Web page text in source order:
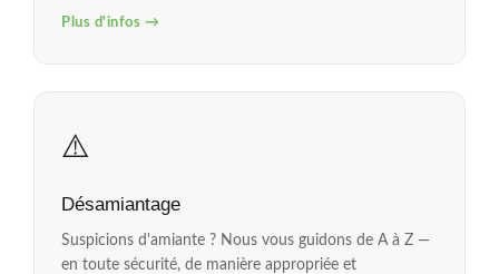
Plus d'infos →
⚠️
Désamiantage
Suspicions d'amiante ? Nous vous guidons de A à Z —
en toute sécurité, de manière appropriée et